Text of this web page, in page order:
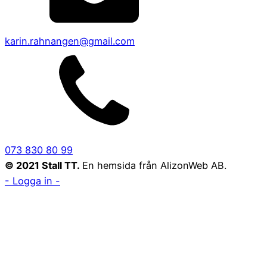
karin.rahnangen@gmail.com
073 830 80 99
© 2021 Stall TT. En hemsida från AlizonWeb AB.
- Logga in -